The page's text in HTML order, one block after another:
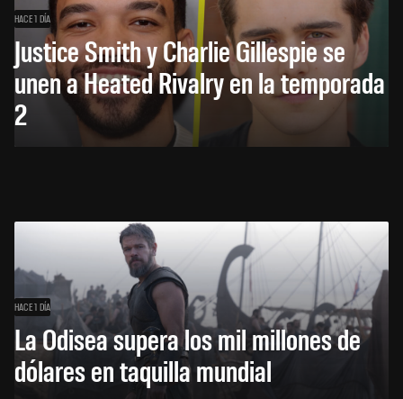
HACE 1 DÍA
Justice Smith y Charlie Gillespie se
unen a Heated Rivalry en la temporada
2
HACE 1 DÍA
La Odisea supera los mil millones de
dólares en taquilla mundial